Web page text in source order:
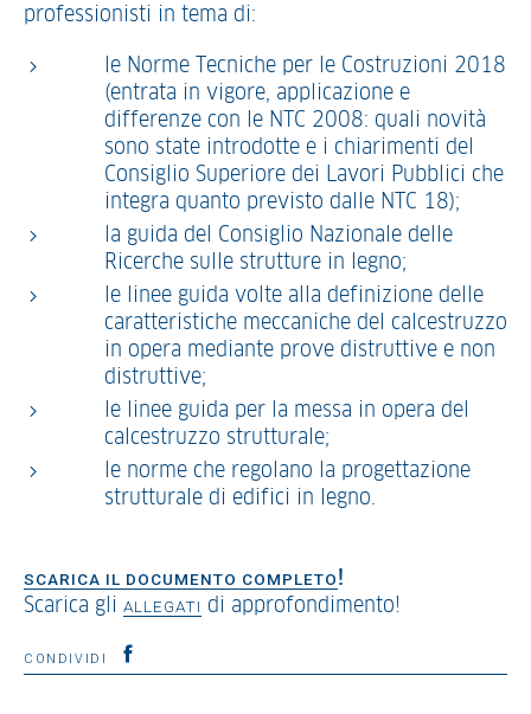
professionisti in tema di:
le Norme Tecniche per le Costruzioni 2018
(entrata in vigore, applicazione e
differenze con le NTC 2008: quali novità
sono state introdotte e i chiarimenti del
Consiglio Superiore dei Lavori Pubblici che
integra quanto previsto dalle NTC 18);
la guida del Consiglio Nazionale delle
Ricerche sulle strutture in legno;
le linee guida volte alla definizione delle
caratteristiche meccaniche del calcestruzzo
in opera mediante prove distruttive e non
distruttive;
le linee guida per la messa in opera del
calcestruzzo strutturale;
le norme che regolano la progettazione
strutturale di edifici in legno.
SCARICA IL DOCUMENTO COMPLETO!
Scarica gli ALLEGATI di approfondimento!
CONDIVIDI